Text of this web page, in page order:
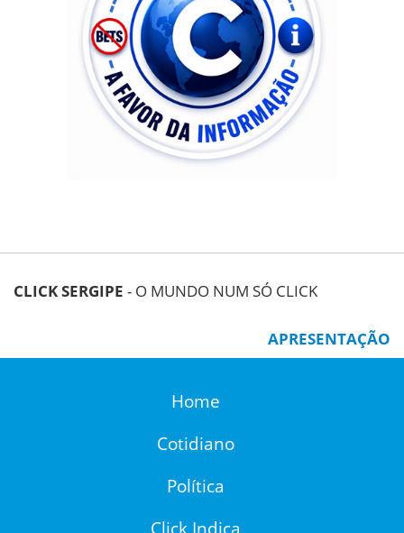
CLICK SERGIPE - O MUNDO NUM SÓ CLICK
APRESENTAÇÃO
Home
Cotidiano
Política